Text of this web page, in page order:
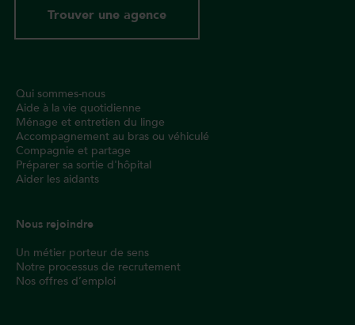
Trouver une agence
Qui sommes-nous
Aide à la vie quotidienne
Ménage et entretien du linge
Accompagnement au bras ou véhiculé
Compagnie et partage
Préparer sa sortie d'hôpital
Aider les aidants
Nous rejoindre
Un métier porteur de sens
Notre processus de recrutement
Nos offres d’emploi